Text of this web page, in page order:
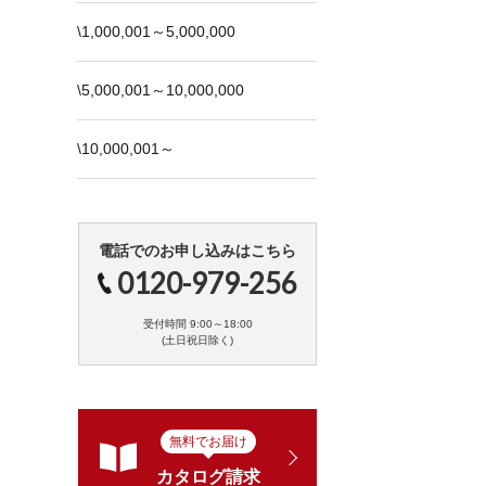
\1,000,001～5,000,000
\5,000,001～10,000,000
\10,000,001～
電話でのお申し込みはこちら
0120-979-256
受付時間 9:00～18:00
(土日祝日除く)
無料でお届け
カタログ請求